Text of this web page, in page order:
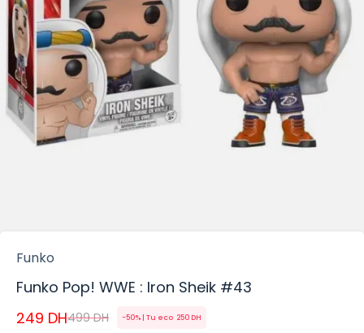
Funko
Funko Pop! WWE : Iron Sheik #43
499DH
249 DH 250 DH
-50% | Tu eco